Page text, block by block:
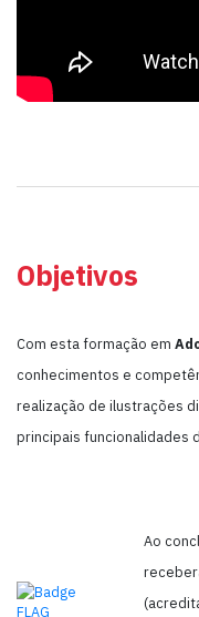
Objetivos
Com esta formação em
conhecimentos e
realização de ilustrações
principais funcionalidades
Ao